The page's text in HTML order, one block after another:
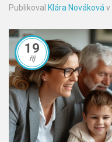
Publikoval Klára Nováková v
19
říj